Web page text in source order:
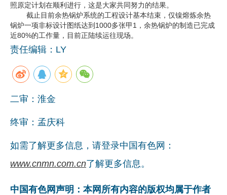
照原定计划在顺利进行，这是大家共同努力的结果。
截止目前余热锅炉系统的工程设计基本结束，仅镍熔炼余热
锅炉一项非标设计图纸达到1000多张甲1，余热锅炉的制造已完成
近80%的工作量，目前正陆续运往现场。
责任编辑：LY
二审：淮金
终审：孟庆科
如需了解更多信息，请登录中国有色网：
www.cnmn.com.cn了解更多信息。
中国有色网声明：本网所有内容的版权均属于作者